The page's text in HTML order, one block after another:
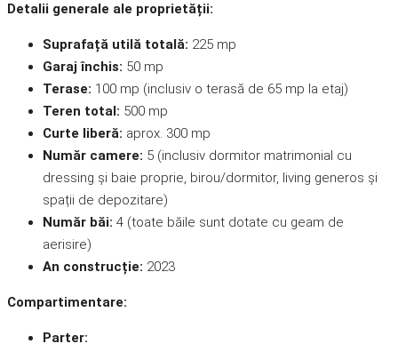
Detalii generale ale proprietății:
Suprafață utilă totală: 225 mp
Garaj închis: 50 mp
Terase: 100 mp (inclusiv o terasă de 65 mp la etaj)
Teren total: 500 mp
Curte liberă: aprox. 300 mp
Număr camere: 5 (inclusiv dormitor matrimonial cu
dressing și baie proprie, birou/dormitor, living generos și
spații de depozitare)
Număr băi: 4 (toate băile sunt dotate cu geam de
aerisire)
An construcție: 2023
Compartimentare:
Parter: